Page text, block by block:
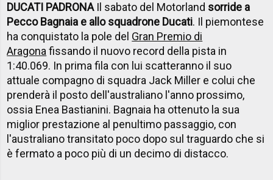
DUCATI PADRONA Il sabato del Motorland sorride a
Pecco Bagnaia e allo squadrone Ducati. Il piemontese
ha conquistato la pole del Gran Premio di
Aragonafissando il nuovo record della pista in
1:40.069. In prima fila con lui scatteranno il suo
attuale compagno di squadra Jack Miller e colui che
prenderà il posto dell'australiano l'anno prossimo,
ossia Enea Bastianini. Bagnaia ha ottenuto la sua
miglior prestazione al penultimo passaggio, con
l'australiano transitato poco dopo sul traguardo che si
è fermato a poco più di un decimo di distacco.